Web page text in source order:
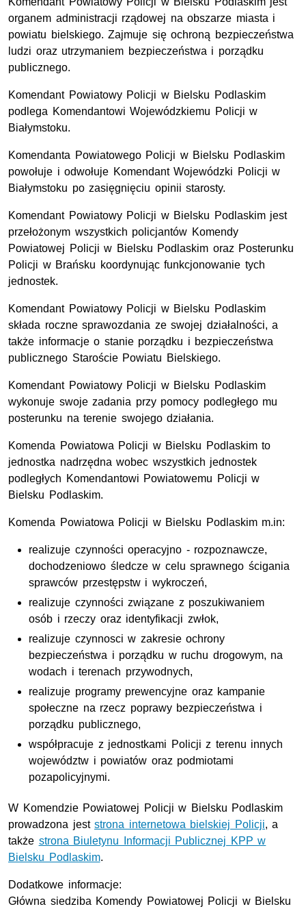
organem administracji rządowej na obszarze miasta i
powiatu bielskiego. Zajmuje się ochroną bezpieczeństwa
ludzi oraz utrzymaniem bezpieczeństwa i porządku
publicznego.
Komendant Powiatowy Policji w Bielsku Podlaskim
podlega Komendantowi Wojewódzkiemu Policji w
Białymstoku.
Komendanta Powiatowego Policji w Bielsku Podlaskim
powołuje i odwołuje Komendant Wojewódzki Policji w
Białymstoku po zasięgnięciu opinii starosty.
Komendant Powiatowy Policji w Bielsku Podlaskim jest
przełożonym wszystkich policjantów Komendy
Powiatowej Policji w Bielsku Podlaskim oraz Posterunku
Policji w Brańsku koordynując funkcjonowanie tych
jednostek.
Komendant Powiatowy Policji w Bielsku Podlaskim
składa roczne sprawozdania ze swojej działalności, a
także informacje o stanie porządku i bezpieczeństwa
publicznego Staroście Powiatu Bielskiego.
Komendant Powiatowy Policji w Bielsku Podlaskim
wykonuje swoje zadania przy pomocy podległego mu
posterunku na terenie swojego działania.
Komenda Powiatowa Policji w Bielsku Podlaskim to
jednostka nadrzędna wobec wszystkich jednostek
podległych Komendantowi Powiatowemu Policji w
Bielsku Podlaskim.
Komenda Powiatowa Policji w Bielsku Podlaskim m.in:
realizuje czynności operacyjno - rozpoznawcze,
dochodzeniowo śledcze w celu sprawnego ścigania
sprawców przestępstw i wykroczeń,
realizuje czynności związane z poszukiwaniem
osób i rzeczy oraz identyfikacji zwłok,
realizuje czynnosci w zakresie ochrony
bezpieczeństwa i porządku w ruchu drogowym, na
wodach i terenach przywodnych,
realizuje programy prewencyjne oraz kampanie
społeczne na rzecz poprawy bezpieczeństwa i
porządku publicznego,
współpracuje z jednostkami Policji z terenu innych
województw i powiatów oraz podmiotami
pozapolicyjnymi.
W Komendzie Powiatowej Policji w Bielsku Podlaskim
prowadzona jeststrona internetowa bielskiej Policji, a
także strona Biuletynu Informacji Publicznej KPP w
Bielsku Podlaskim.
Dodatkowe informacje:
Główna siedziba Komendy Powiatowej Policji w Bielsku